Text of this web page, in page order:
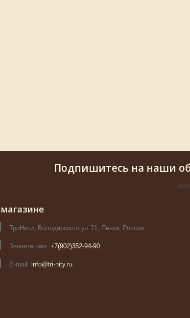
Подпишитесь на наши
ТриНити, Володарского ул.71, Пенза, Россия
Звоните нам: +7(902)352-94-90
E-mail: info@tri-nity.ru
scroll